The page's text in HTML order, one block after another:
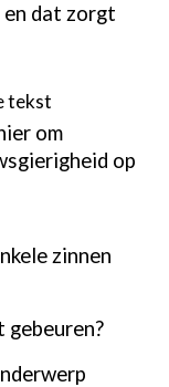
dat zorgt
tekst
om
op
zinnen
gebeuren?